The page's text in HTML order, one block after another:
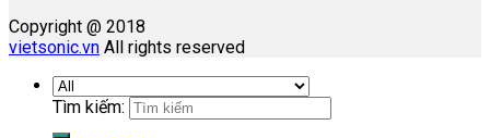
Copyright @ 2018
vietsonic.vn All rights reserved
Tìm kiếm: